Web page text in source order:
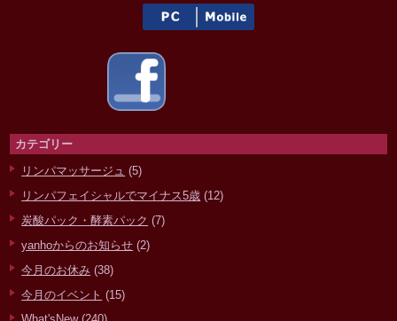
カテゴリー
リンパマッサージュ (5)
リンパフェイシャルでマイナス5歳 (12)
炭酸パック・酵素パック (7)
yanhoからのお知らせ (2)
今月のお休み (38)
今月のイベント (15)